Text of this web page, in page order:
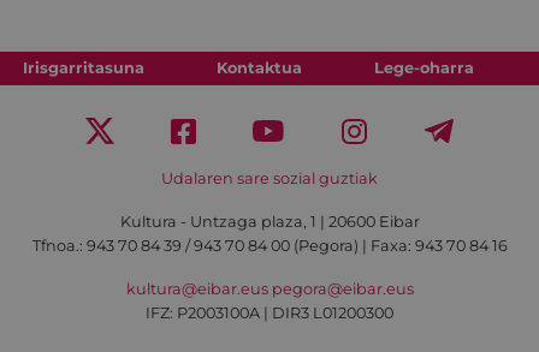
Irisgarritasuna Kontaktua Lege-oharra
Udalaren sare sozial guztiak
Kultura - Untzaga plaza, 1 | 20600 Eibar
Tfnoa.: 943 70 84 39 / 943 70 84 00 (Pegora) | Faxa: 943 70 84 16
kultura@eibar.eus pegora@eibar.eus
IFZ: P2003100A | DIR3 L01200300